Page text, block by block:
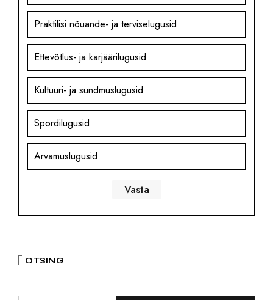
Praktilisi nõuande- ja terviselugusid
Ettevõtlus- ja karjäärilugusid
Kultuuri- ja sündmuslugusid
Spordilugusid
Arvamuslugusid
OTSING